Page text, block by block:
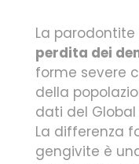
La parodontite
perdita dei
forme severe
della
dati del Global
La differenza
gengivite è